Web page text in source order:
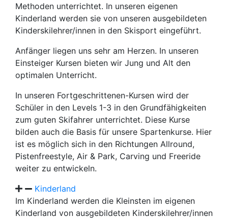
Methoden unterrichtet. In unseren eigenen
Kinderland werden sie von unseren ausgebildeten
Kinderskilehrer/innen in den Skisport eingeführt.
Anfänger liegen uns sehr am Herzen. In unseren
Einsteiger Kursen bieten wir Jung und Alt den
optimalen Unterricht.
In unseren Fortgeschrittenen-Kursen wird der
Schüler in den Levels 1-3 in den Grundfähigkeiten
zum guten Skifahrer unterrichtet. Diese Kurse
bilden auch die Basis für unsere Spartenkurse. Hier
ist es möglich sich in den Richtungen Allround,
Pistenfreestyle, Air & Park, Carving und Freeride
weiter zu entwickeln.
Kinderland
Im Kinderland werden die Kleinsten im eigenen
Kinderland von ausgebildeten Kinderskilehrer/innen